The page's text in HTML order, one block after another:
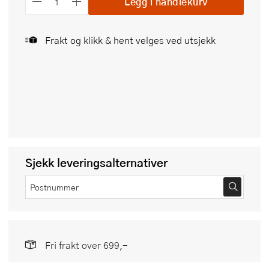
Frakt og klikk & hent velges ved utsjekk
Sjekk leveringsalternativer
Fri frakt over 699,-